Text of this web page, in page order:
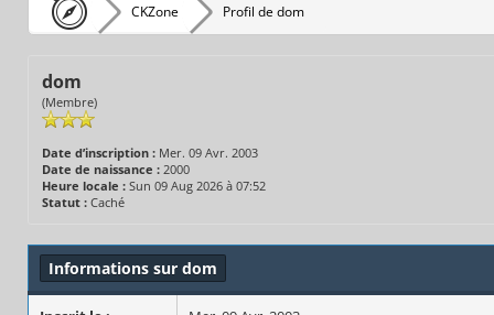
CKZone Profil de dom
dom
(Membre)
Date d’inscription : Mer. 09 Avr. 2003
Date de naissance : 2000
Heure locale : Sun 09 Aug 2026 à 07:52
Statut : Caché
Informations sur dom